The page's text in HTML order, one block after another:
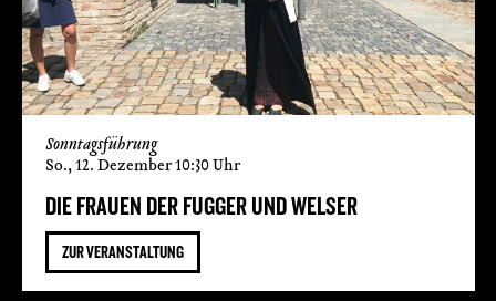
Sonntagsführung
DIE FRAUEN DER FUGGER UND WELSER
So., 12. Dezember 10:30 Uhr
ZUR VERANSTALTUNG